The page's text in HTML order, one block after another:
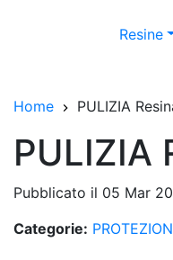
Resine
Home PULIZIA
PULIZIA
Pubblicato il 05 Mar
Categorie: